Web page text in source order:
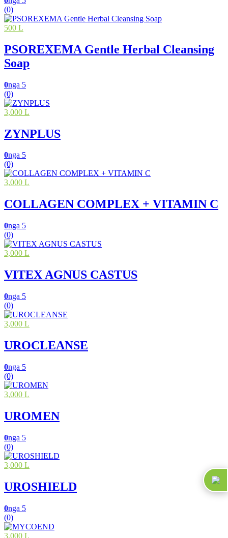
(0)
500 L
PSOREXEMA Gentle Herbal Cleansing
Soap
0nga 5
(0)
3,000 L
ZYNPLUS
0nga 5
(0)
3,000 L
COLLAGEN COMPLEX + VITAMIN C
0nga 5
(0)
3,000 L
VITEX AGNUS CASTUS
0nga 5
(0)
3,000 L
UROCLEANSE
0nga 5
(0)
3,000 L
UROMEN
0nga 5
(0)
3,000 L
UROSHIELD
0nga 5
(0)
3,000 L